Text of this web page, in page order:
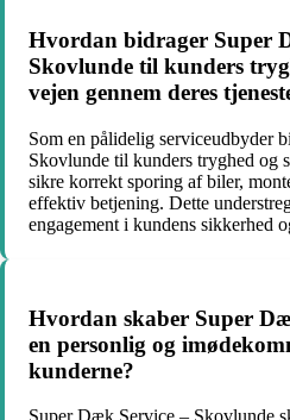
Hvordan bidrager Super
Skovlunde til kunders
vejen gennem deres
Som en pålidelig serviceudbyder
Skovlunde til kunders tryghed og
sikre korrekt sporing af biler,
effektiv betjening. Dette
engagement i kundens sikkerhed
Hvordan skaber Super
en personlig og
kunderne?